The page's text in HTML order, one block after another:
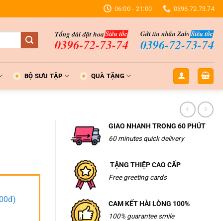
06:00 - 21:00 0396.72.73.74
BỘ SƯU TẬP QUÀ TẶNG
GIAO NHANH TRONG 60 PHÚT
60 minutes quick delivery
TẶNG THIỆP CAO CẤP
Free greeting cards
CAM KẾT HÀI LÒNG 100%
100% guarantee smile